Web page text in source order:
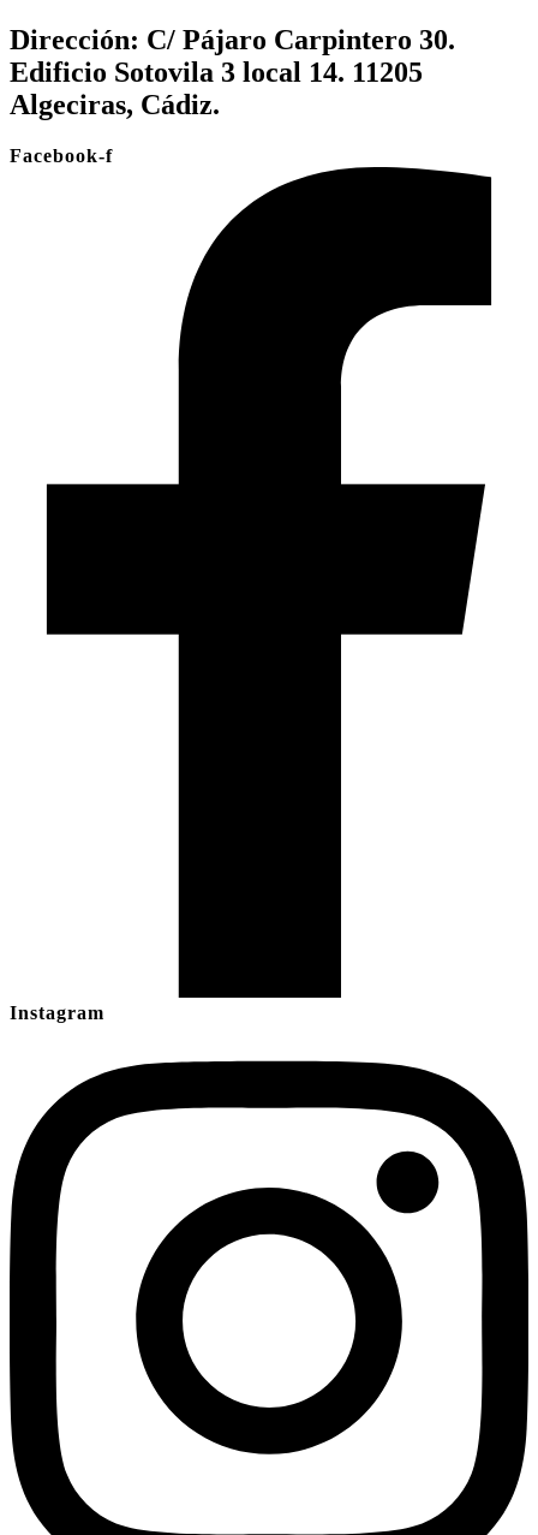
Dirección: C/ Pájaro Carpintero 30.
Edificio Sotovila 3 local 14. 11205
Algeciras, Cádiz.
Facebook-f
Instagram